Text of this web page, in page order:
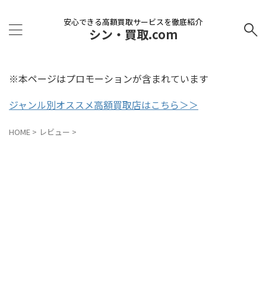
安心できる高額買取サービスを徹底紹介
シン・買取.com
※本ページはプロモーションが含まれています
ジャンル別オススメ高額買取店はこちら＞＞
HOME > レビュー >